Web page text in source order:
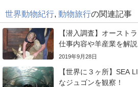
世界動物紀行 動物旅行の関連記事
【潜入調査】オースト
仕事内容や羊産業を解説
2019年9月28日
【世界に３ヶ所】SEA
なジュゴンを観察！